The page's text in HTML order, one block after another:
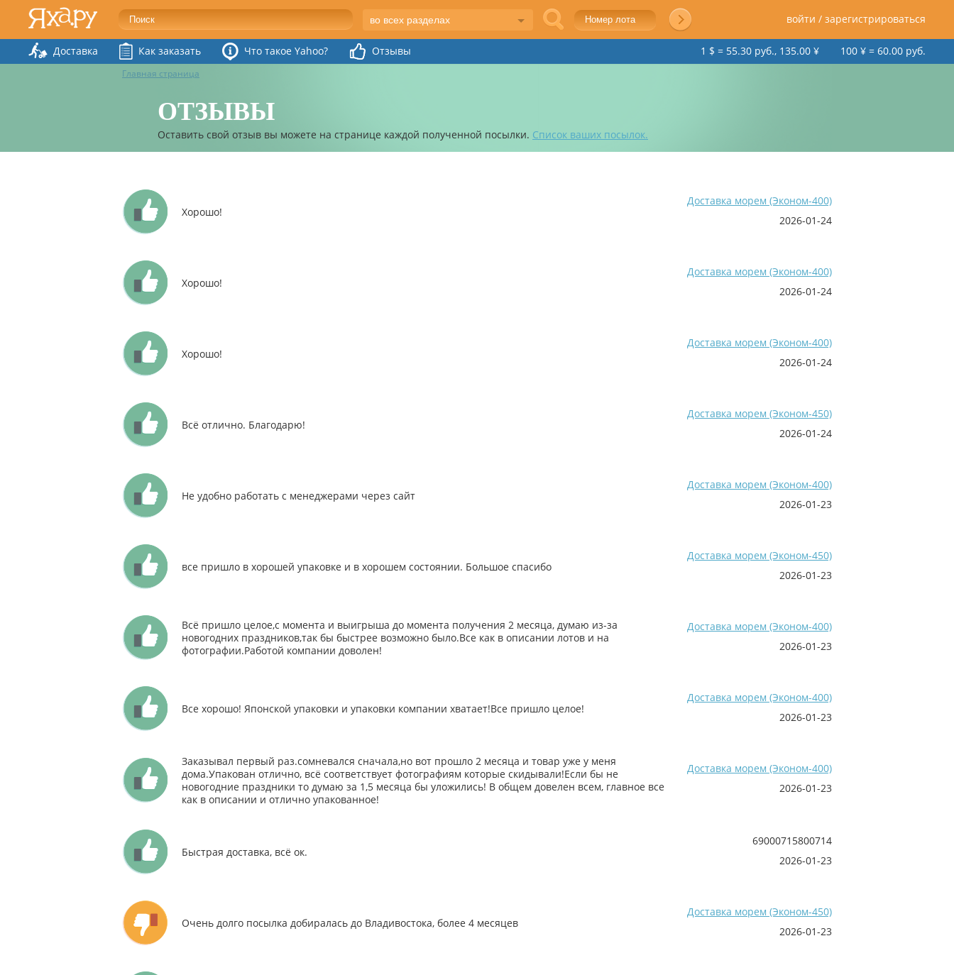
во всех разделах войти / зарегистрироваться
Доставка Как заказать Что такое Yahoo? Отзывы 100 ¥ = 60.00 руб.
1 $ = 55.30 руб., 135.00 ¥
Главная страница
ОТЗЫВЫ
Оставить свой отзыв вы можете на странице каждой полученной посылки. Список ваших посылок.
Доставка морем (Эконом-400)
2026-01-24
Хорошо!
Доставка морем (Эконом-400)
2026-01-24
Хорошо!
Доставка морем (Эконом-400)
2026-01-24
Хорошо!
Доставка морем (Эконом-450)
2026-01-24
Всё отлично. Благодарю!
Доставка морем (Эконом-400)
2026-01-23
Не удобно работать с менеджерами через сайт
Доставка морем (Эконом-450)
2026-01-23
все пришло в хорошей упаковке и в хорошем состоянии. Большое спасибо
Доставка морем (Эконом-400)
2026-01-23
Всё пришло целое,с момента и выигрыша до момента получения 2 месяца, думаю из-за
новогодних праздников,так бы быстрее возможно было.Все как в описании лотов и на
фотографии.Работой компании доволен!
Доставка морем (Эконом-400)
2026-01-23
Все хорошо! Японской упаковки и упаковки компании хватает!Все пришло целое!
Доставка морем (Эконом-400)
2026-01-23
Заказывал первый раз.сомневался сначала,но вот прошло 2 месяца и товар уже у меня
дома.Упакован отлично, всё соответствует фотографиям которые скидывали!Если бы не
новогодние праздники то думаю за 1,5 месяца бы уложились! В общем довелен всем, главное все
как в описании и отлично упакованное!
69000715800714
2026-01-23
Быстрая доставка, всё ок.
Доставка морем (Эконом-450)
2026-01-23
Очень долго посылка добиралась до Владивостока, более 4 месяцев